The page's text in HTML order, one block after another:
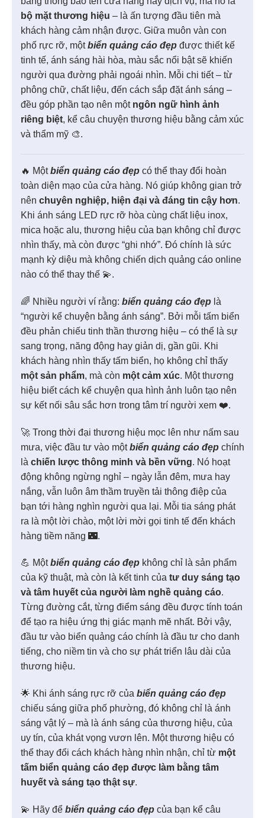
bộ mặt thương hiệu – là ấn tượng đầu tiên mà
khách hàng cảm nhận được. Giữa muôn vàn con
phố rực rỡ, mộtbiển quảng cáo đẹp được thiết kế
tinh tế, ánh sáng hài hòa, màu sắc nổi bật sẽ khiến
người qua đường phải ngoái nhìn. Mỗi chi tiết – từ
phông chữ, chất liệu, đến cách sắp đặt ánh sáng –
đều góp phần tạo nên một ngôn ngữ hình ảnh
riêng biệt, kể câu chuyện thương hiệu bằng cảm xúc
và thẩm mỹ 🎨.
🔥 Mộtbiển quảng cáo đẹp có thể thay đổi hoàn
toàn diện mạo của cửa hàng. Nó giúp không gian trở
nên chuyên nghiệp, hiện đại và đáng tin cậy hơn.
Khi ánh sáng LED rực rỡ hòa cùng chất liệu inox,
mica hoặc alu, thương hiệu của bạn không chỉ được
nhìn thấy, mà còn được “ghi nhớ”. Đó chính là sức
mạnh kỳ diệu mà không chiến dịch quảng cáo online
nào có thể thay thế 💫.
🌈 Nhiều người ví rằng: biển quảng cáo đẹp là
“người kể chuyện bằng ánh sáng”. Bởi mỗi tấm biển
đều phản chiếu tinh thần thương hiệu – có thể là sự
sang trọng, năng động hay giản dị, gần gũi. Khi
khách hàng nhìn thấy tấm biển, họ không chỉ thấy
một sản phẩm, mà còn một cảm xúc. Một thương
hiệu biết cách kể chuyện qua hình ảnh luôn tạo nên
sự kết nối sâu sắc hơn trong tâm trí người xem ❤️.
🚀 Trong thời đại thương hiệu mọc lên như nấm sau
mưa, việc đầu tư vào mộtbiển quảng cáo đẹp chính
là chiến lược thông minh và bền vững. Nó hoạt
động không ngừng nghỉ – ngày lẫn đêm, mưa hay
nắng, vẫn luôn âm thầm truyền tải thông điệp của
bạn tới hàng nghìn người qua lại. Mỗi tia sáng phát
ra là một lời chào, một lời mời gọi tinh tế đến khách
hàng tiềm năng 🌃.
💪 Mộtbiển quảng cáo đẹp không chỉ là sản phẩm
của kỹ thuật, mà còn là kết tinh của tư duy sáng tạo
và tâm huyết của người làm nghề quảng cáo.
Từng đường cắt, từng điểm sáng đều được tính toán
để tạo ra hiệu ứng thị giác mạnh mẽ nhất. Bởi vậy,
đầu tư vào biển quảng cáo chính là đầu tư cho danh
tiếng, cho niềm tin và cho sự phát triển lâu dài của
thương hiệu.
🌟 Khi ánh sáng rực rỡ của biển quảng cáo đẹp
chiếu sáng giữa phố phường, đó không chỉ là ánh
sáng vật lý – mà là ánh sáng của thương hiệu, của
uy tín, của khát vọng vươn lên. Một thương hiệu có
thể thay đổi cách khách hàng nhìn nhận, chỉ từ một
tấm biển quảng cáo đẹp được làm bằng tâm
huyết và sáng tạo thật sự.
💫 Hãy để biển quảng cáo đẹp của bạn kể câu